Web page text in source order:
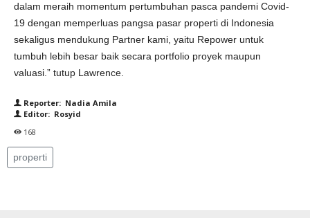
dalam meraih momentum pertumbuhan pasca pandemi Covid-
19 dengan memperluas pangsa pasar properti di Indonesia
sekaligus mendukung Partner kami, yaitu Repower untuk
tumbuh lebih besar baik secara portfolio proyek maupun
valuasi.” tutup Lawrence.
Reporter: Nadia Amila
Editor: Rosyid
168
properti